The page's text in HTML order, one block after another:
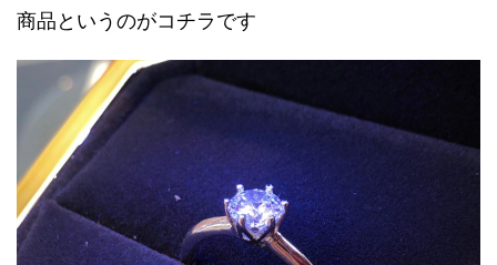
商品というのがコチラです